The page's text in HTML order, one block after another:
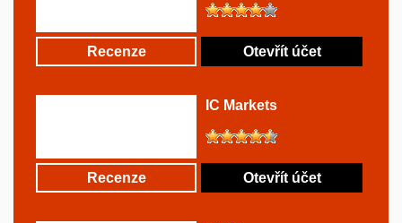
Recenze Otevřít účet
IC Markets
Recenze Otevřít účet